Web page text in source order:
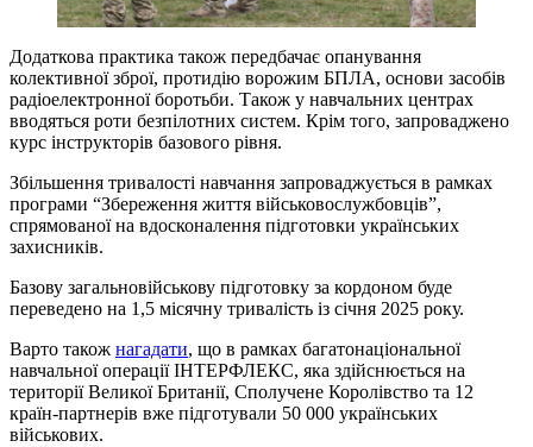
Додаткова практика також передбачає опанування
колективної зброї, протидію ворожим БПЛА, основи засобів
радіоелектронної боротьби. Також у навчальних центрах
вводяться роти безпілотних систем. Крім того, запроваджено
курс інструкторів базового рівня.
Збільшення тривалості навчання запроваджується в рамках
програми “Збереження життя військовослужбовців”,
спрямованої на вдосконалення підготовки українських
захисників.
Базову загальновійськову підготовку за кордоном буде
переведено на 1,5 місячну тривалість із січня 2025 року.
Варто також нагадати, що в рамках багатонаціональної
навчальної операції ІНТЕРФЛЕКС, яка здійснюється на
території Великої Британії, Сполучене Королівство та 12
країн-партнерів вже підготували 50 000 українських
військових.